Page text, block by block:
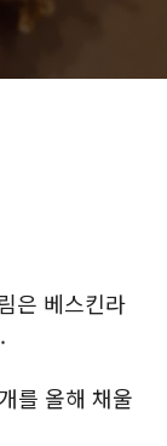
은 베스킨라
를 올해 채울